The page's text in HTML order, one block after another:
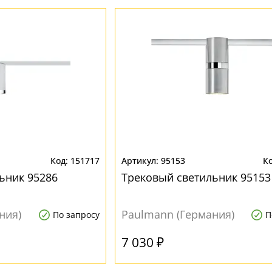
151717
95286
По запросу
95153
Трековый светильник 95153
Paulmann (Германия)
7 030 ₽